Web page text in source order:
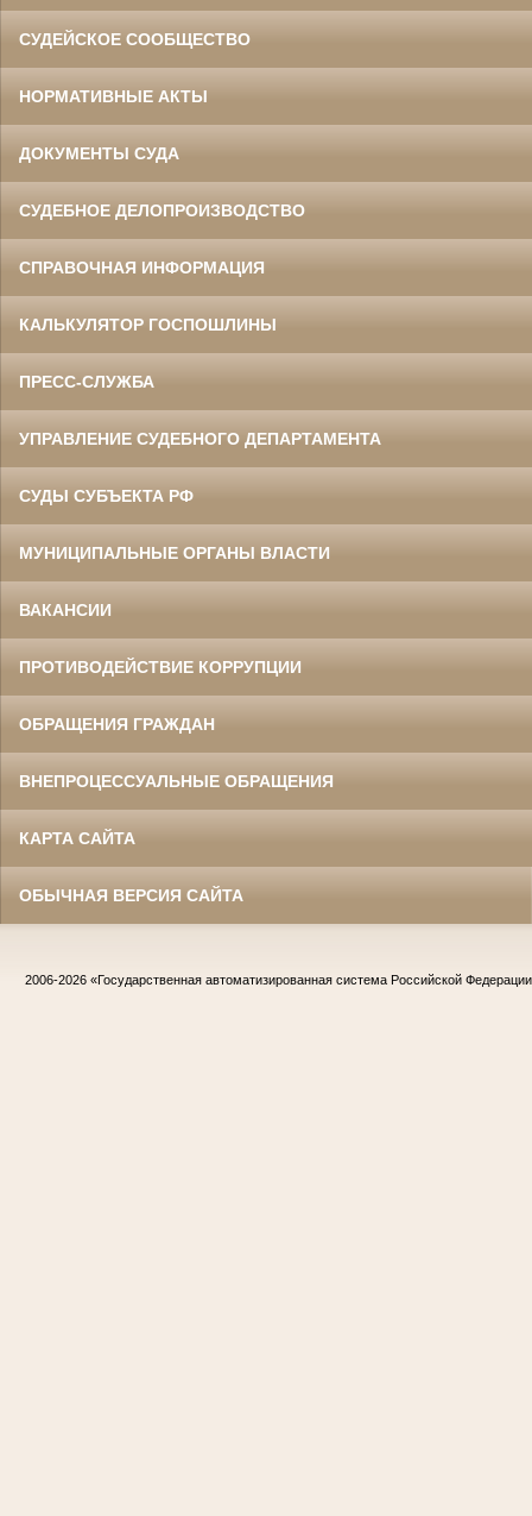
СУДЕЙСКОЕ СООБЩЕСТВО
НОРМАТИВНЫЕ АКТЫ
ДОКУМЕНТЫ СУДА
СУДЕБНОЕ ДЕЛОПРОИЗВОДСТВО
СПРАВОЧНАЯ ИНФОРМАЦИЯ
КАЛЬКУЛЯТОР ГОСПОШЛИНЫ
ПРЕСС-СЛУЖБА
УПРАВЛЕНИЕ СУДЕБНОГО ДЕПАРТАМЕНТА
СУДЫ СУБЪЕКТА РФ
МУНИЦИПАЛЬНЫЕ ОРГАНЫ ВЛАСТИ
ВАКАНСИИ
ПРОТИВОДЕЙСТВИЕ КОРРУПЦИИ
ОБРАЩЕНИЯ ГРАЖДАН
ВНЕПРОЦЕССУАЛЬНЫЕ ОБРАЩЕНИЯ
КАРТА САЙТА
ОБЫЧНАЯ ВЕРСИЯ САЙТА
2006-2026 «Государственная автоматизированная система Российской